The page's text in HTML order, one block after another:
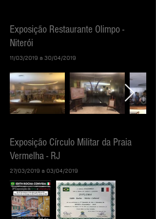
Exposição Restaurante Olimpo -
Niterói
11/03/2019 a 30/04/2019
Exposição Círculo Militar da Praia
Vermelha - RJ
27/03/2019 a 03/04/2019